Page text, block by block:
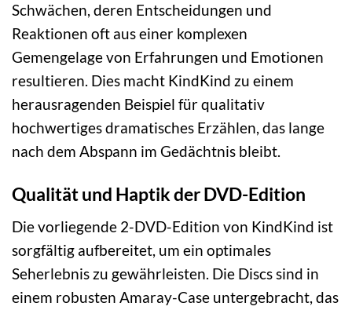
Schwächen, deren Entscheidungen und
Reaktionen oft aus einer komplexen
Gemengelage von Erfahrungen und Emotionen
resultieren. Dies macht KindKind zu einem
herausragenden Beispiel für qualitativ
hochwertiges dramatisches Erzählen, das lange
nach dem Abspann im Gedächtnis bleibt.
Qualität und Haptik der DVD-Edition
Die vorliegende 2-DVD-Edition von KindKind ist
sorgfältig aufbereitet, um ein optimales
Seherlebnis zu gewährleisten. Die Discs sind in
einem robusten Amaray-Case untergebracht, das